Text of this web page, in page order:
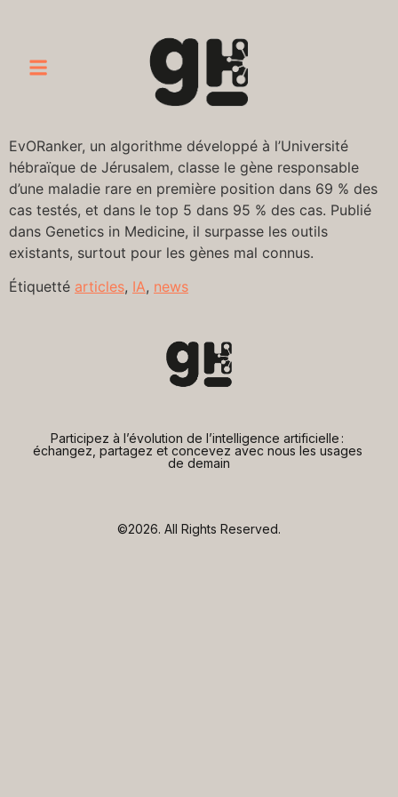
EvORanker, un algorithme développé à l’Université
hébraïque de Jérusalem, classe le gène responsable
d’une maladie rare en première position dans 69 % des
cas testés, et dans le top 5 dans 95 % des cas. Publié
dans Genetics in Medicine, il surpasse les outils
existants, surtout pour les gènes mal connus.
Étiquetté articles, IA, news
Participez à l’évolution de l’intelligence artificielle :
échangez, partagez et concevez avec nous les usages
de demain
©2026. All Rights Reserved.